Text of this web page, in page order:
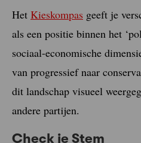
Het Kieskompas geeft je
als een positie binnen het
sociaal-economische
van progressief naar
dit landschap visueel
andere partijen.
Check je Stem